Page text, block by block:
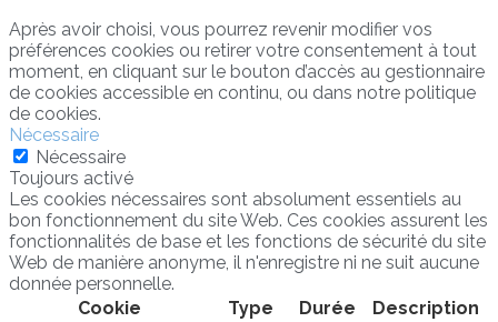
Après avoir choisi, vous pourrez revenir modifier vos
préférences cookies ou retirer votre consentement à tout
moment, en cliquant sur le bouton d’accès au gestionnaire
de cookies accessible en continu, ou dans notre politique
de cookies.
Nécessaire
Nécessaire
Toujours activé
Les cookies nécessaires sont absolument essentiels au
bon fonctionnement du site Web. Ces cookies assurent les
fonctionnalités de base et les fonctions de sécurité du site
Web de manière anonyme, il n'enregistre ni ne suit aucune
donnée personnelle.
Cookie
Type Durée Description